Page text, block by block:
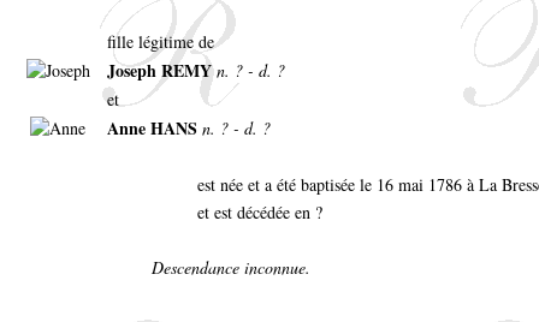
fille légitime de
Joseph REMYn. ? - d. ?
et
Anne HANS n. ? - d. ?
est née et a été baptisée le 16 mai 1786 à La
et est décédée en ?
Descendance inconnue.